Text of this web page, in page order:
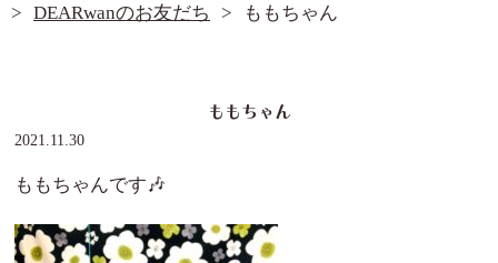
DEARwanのお友だち
ももちゃん
ももちゃん
2021.11.30
ももちゃんです🎶